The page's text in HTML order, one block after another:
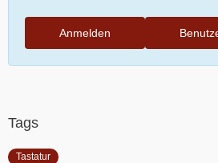
Anmelden
Tags
Tastatur